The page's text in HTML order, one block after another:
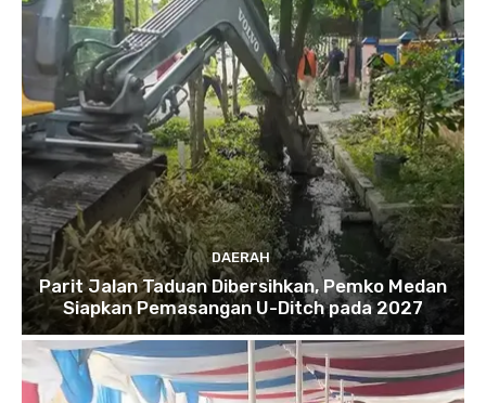
DAERAH
Parit Jalan Taduan Dibersihkan, Pemko Medan
Siapkan Pemasangan U-Ditch pada 2027